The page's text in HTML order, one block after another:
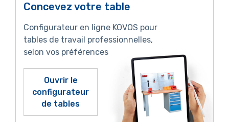
Concevez votre table
Configurateur en ligne KOVOS pour
tables de travail professionnelles,
selon vos préférences
Ouvrir le
configurateur
de tables